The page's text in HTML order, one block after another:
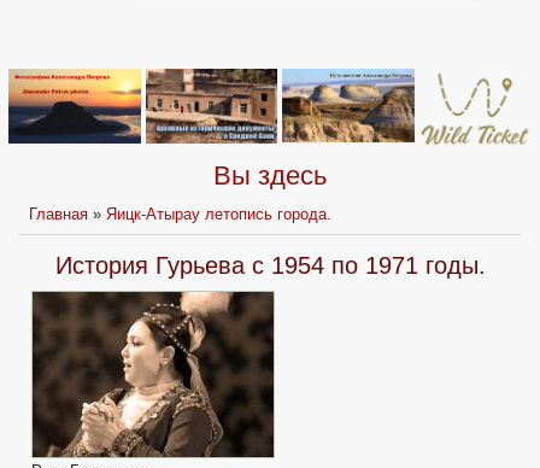
Вы здесь
Главная »Яицк-Атырау летопись города.
История Гурьева с 1954 по 1971 годы.